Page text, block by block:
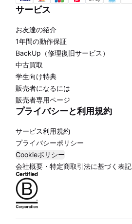
サービス
お友達の紹介
1年間の動作保証
BackUp（修理復旧サービス）
中古買取
学生向け特典
販売者になるには
販売者専用ページ
プライバシーと利用規約
サービス利用規約
プライバシーポリシー
Cookieポリシー
会社概要・特定商取引法に基づく表記